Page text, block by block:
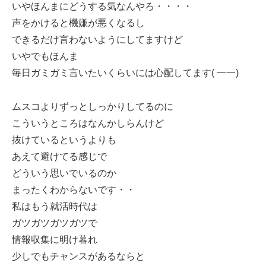
いやほんまにどうする気なんやろ・・・・
声をかけると機嫌が悪くなるし
できるだけ言わないようにしてますけど
いやでもほんま
毎日ガミガミ言いたいくらいには心配してます( 一一)
ムスコよりずっとしっかりしてるのに
こういうところはなんかしらんけど
抜けているというよりも
あえて避けてる感じで
どういう思いでいるのか
まったくわからないです・・
私はもう就活時代は
ガツガツガツガツで
情報収集に明け暮れ
少しでもチャンスがあるならと